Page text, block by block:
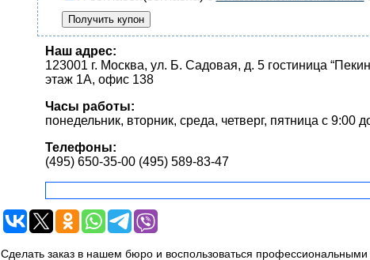
Наш адрес:
123001 г. Москва, ул. Б. Садовая, д. 5 гостиница
этаж 1А, офис 138
Часы работы:
понедельник, вторник, среда, четверг, пятница с 9:00
Телефоны:
(495) 650-35-00 (495) 589-83-47
Сделать заказ в нашем бюро и воспользоваться профессиональными